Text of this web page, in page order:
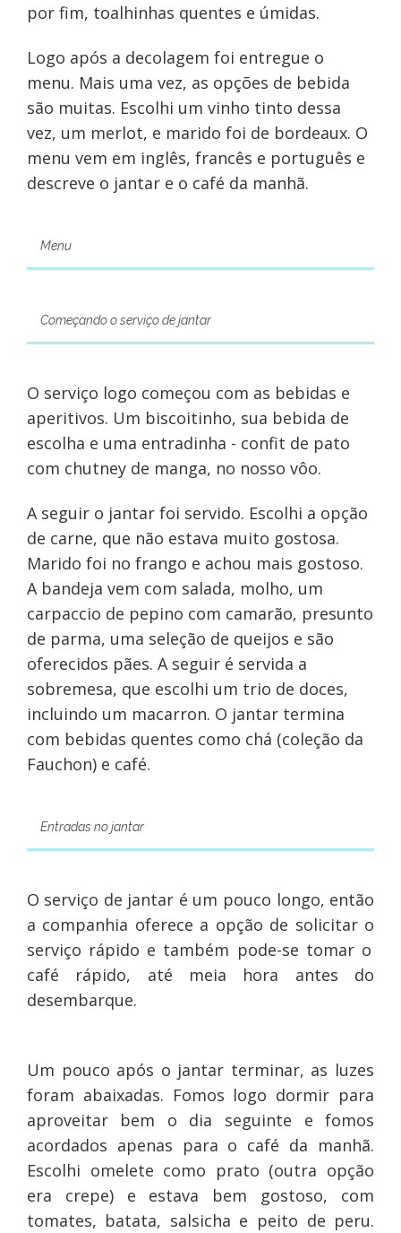
por fim, toalhinhas quentes e úmidas.
Logo após a decolagem foi entregue o
menu. Mais uma vez, as opções de bebida
são muitas. Escolhi um vinho tinto dessa
vez, um merlot, e marido foi de bordeaux. O
menu vem em inglês, francês e português e
descreve o jantar e o café da manhã.
Menu
Começando o serviço de jantar
O serviço logo começou com as bebidas e
aperitivos. Um biscoitinho, sua bebida de
escolha e uma entradinha - confit de pato
com chutney de manga, no nosso vôo.
A seguir o jantar foi servido. Escolhi a opção
de carne, que não estava muito gostosa.
Marido foi no frango e achou mais gostoso.
A bandeja vem com salada, molho, um
carpaccio de pepino com camarão, presunto
de parma, uma seleção de queijos e são
oferecidos pães. A seguir é servida a
sobremesa, que escolhi um trio de doces,
incluindo um macarron. O jantar termina
com bebidas quentes como chá (coleção da
Fauchon) e café.
Entradas no jantar
O serviço de jantar é um pouco longo, então
a companhia oferece a opção de solicitar o
serviço rápido e também pode-se tomar o
café rápido, até meia hora antes do
desembarque.
Um pouco após o jantar terminar, as luzes
foram abaixadas. Fomos logo dormir para
aproveitar bem o dia seguinte e fomos
acordados apenas para o café da manhã.
Escolhi omelete como prato (outra opção
era crepe) e estava bem gostoso, com
tomates, batata, salsicha e peito de peru.